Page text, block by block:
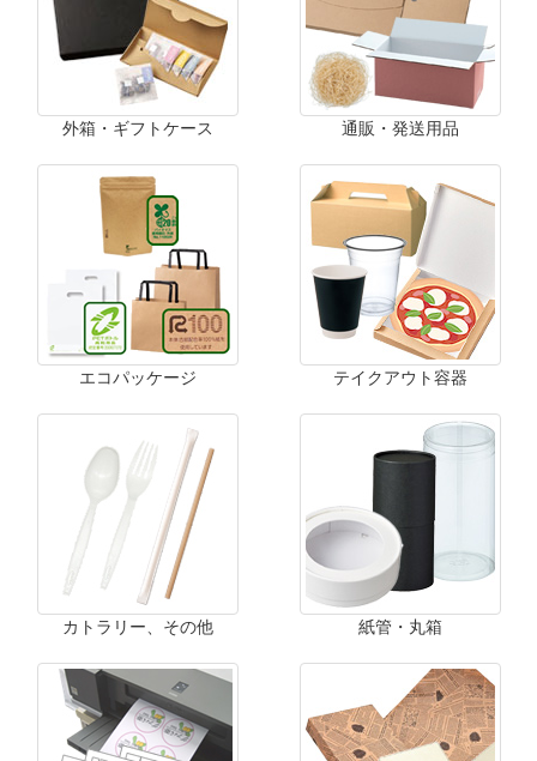
外箱・ギフトケース 通販・発送用品
エコパッケージ テイクアウト容器
カトラリー、その他 紙管・丸箱